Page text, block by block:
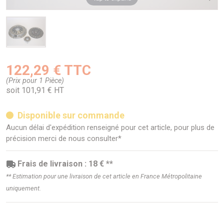
122,29 € TTC
(Prix pour 1 Pièce)
soit 101,91 € HT
Disponible sur commande
Aucun délai d'expédition renseigné pour cet article, pour plus de
précision merci de nous consulter*
Frais de livraison : 18 € **
** Estimation pour une livraison de cet article en France Métropolitaine
uniquement.